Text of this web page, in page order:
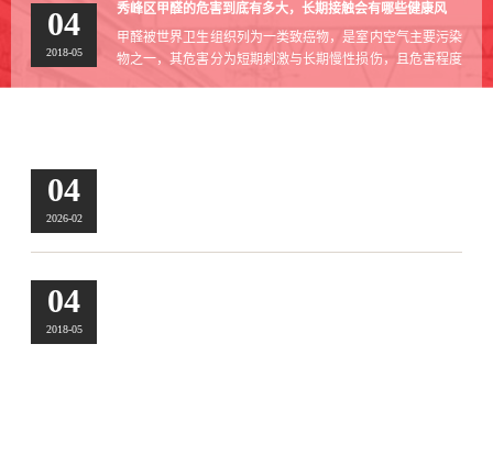
04
2018-05
秀峰区甲醛的危害到底有多大，长期接触会有哪些健康风
险？
甲醛被世界卫生组织列为一类致癌物，是室内空气主要污染
物之一，其危害分为短期刺激与长期慢性损伤，且危害程度
04
2026-02
04
2018-05